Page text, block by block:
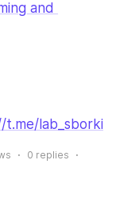
and
t.me/lab_sborki
0 replies